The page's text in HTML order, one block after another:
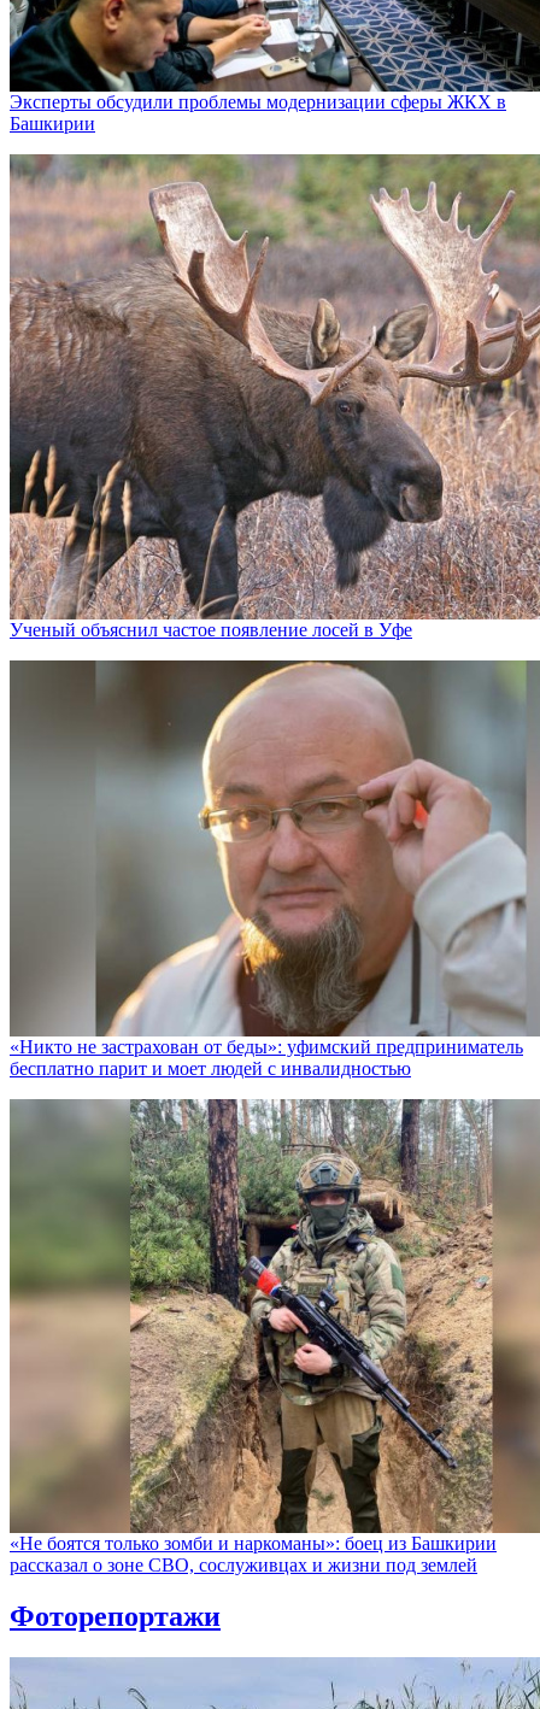
Эксперты обсудили проблемы модернизации сферы ЖКХ в
Башкирии
Ученый объяснил частое появление лосей в Уфе
«Никто не заcтрахован от беды»: уфимский предприниматель
бесплатно парит и моет людей с инвалидностью
«Не боятся только зомби и наркоманы»: боец из Башкирии
рассказал о зоне СВО, сослуживцах и жизни под землей
Фоторепортажи